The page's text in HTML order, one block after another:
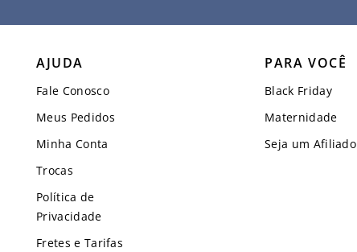
AJUDA
Fale Conosco
Meus Pedidos
Minha Conta
Trocas
Política de
Privacidade
Fretes e Tarifas
PARA VOCÊ
Black Friday
Maternidade
Seja um Afiliado